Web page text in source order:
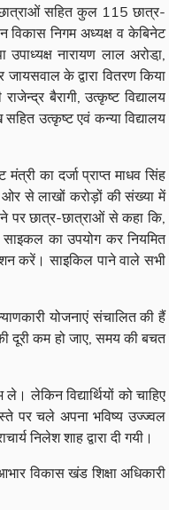
सहित कुल 115 छात्र-
विकास निगम अध्यक्ष व केबिनेट
उपाध्यक्ष नारायण लाल अरोडा़,
जायसवाल के द्वारा वितरण किया
बैरागी, उत्कृष्ट विद्यालय
उत्कृष्ट एवं कन्या विद्यालय
का दर्जा प्राप्त माधव सिंह
से लाखों करोड़ों की संख्या में
पर छात्र-छात्राओं से कहा कि,
का उपयोग कर नियमित
करें। साइकिल पाने वाले सभी
योजनाएं संचालित की हैं
दूरी कम हो जाए, समय की बचत
लेकिन विद्यार्थियों को चाहिए
पर चले अपना भविष्य उज्ज्वल
निलेश शाह द्वारा दी गयी।
विकास खंड शिक्षा अधिकारी